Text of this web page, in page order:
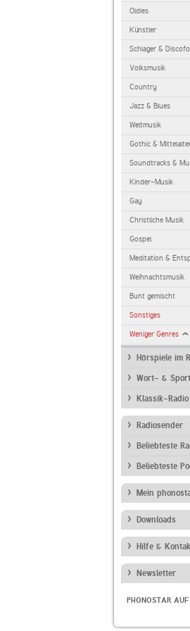
Oldies
Künstler
Schlager &
Volksmusik
Country
Jazz & Blues
Weltmusik
Gothic &
Soundtracks &
Kinder-Musik
Gay
Christliche Musik
Gospel
Meditation &
Weihnachtsmusik
Bunt gemischt
Sonstiges
Weniger Genres
Hörspiele im
Wort- &
Klassik-Radio
Radiosender
Beliebteste
Beliebteste
Mein
Downloads
Hilfe &
Newsletter
PHONOSTAR AUF